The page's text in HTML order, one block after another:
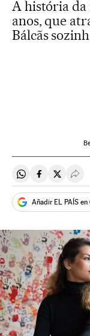
A história da
anos, que
Bálcãs
Compartir en
Compartir
Añadir EL PAÍS